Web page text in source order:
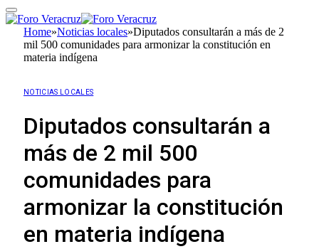
Home»Noticias locales»Diputados consultarán a más de 2
mil 500 comunidades para armonizar la constitución en
materia indígena
NOTICIAS LOCALES
Diputados consultarán a
más de 2 mil 500
comunidades para
armonizar la constitución
en materia indígena